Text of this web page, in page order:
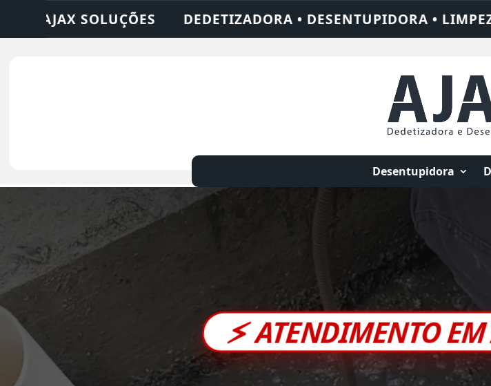
• DESENTUPIDORA • LIMPEZA DE FOSSA • 24 HORAS •
Desentupidora
⚡ATENDIMENTO